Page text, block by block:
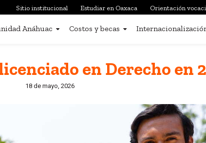
Sitio institucional Estudiar en Oaxaca Orientación
Anáhuac Costos y becas
en Derecho en
18 de mayo, 2026